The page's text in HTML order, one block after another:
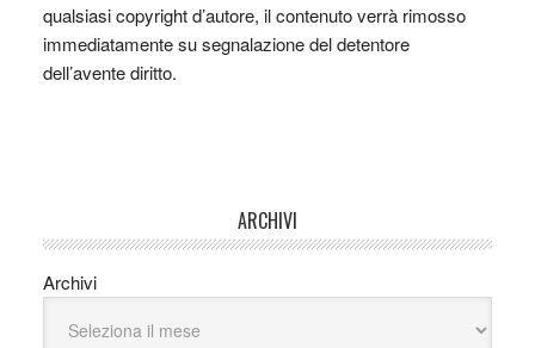
qualsiasi copyright d’autore, il contenuto verrà rimosso
immediatamente su segnalazione del detentore
dell’avente diritto.
ARCHIVI
Archivi